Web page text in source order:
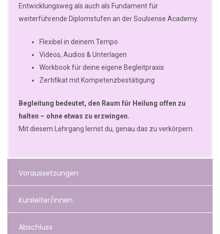
Entwicklungsweg als auch als Fundament für
weiterführende Diplomstufen an der Soulsense Academy.
Flexibel in deinem Tempo
Videos, Audios & Unterlagen
Workbook für deine eigene Begleitpraxis
Zertifikat mit Kompetenzbestätigung
Begleitung bedeutet, den Raum für Heilung offen zu
halten – ohne etwas zu erzwingen.
Mit diesem Lehrgang lernst du, genau das zu verkörpern.
Voraussetzungen
Kursleiter/innen
Abschluss